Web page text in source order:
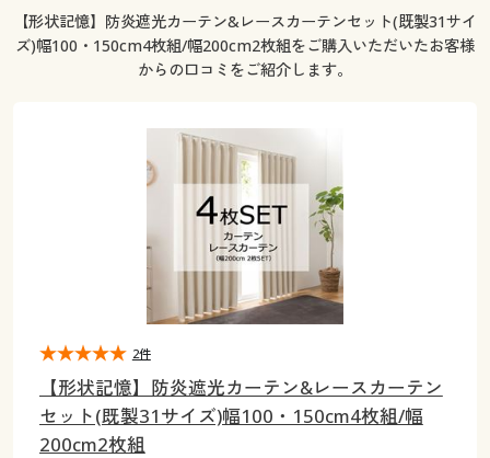
キッチン・雑貨・日用品
家具・収納
カーテン・ラグ・ファブリック
美容・健康通販すべて
美容・健康・サプリメント
制服・スクール
制服・スクールすべて
ジュニア・ティーンズ下着
大きいサイズ通販すべて
大きいサイズ レディース服
大きいサイズ レディース下着
大きいサイズ メンズ
大きいサイズ 事務・制服
シークレットセール
商品カテゴリ一覧
デジタルカタログ
寝具・ベッド
カーテン・ラグ・ファブリック
美容・健康・サプリメント
制服・スクールすべて
ジュニア・ティーンズ下着
大きいサイズ
大きいサイズ通販すべて
大きいサイズ レディース服
大きいサイズ レディース下着
大きいサイズ メンズ
大きいサイズ 事務・制服
シークレットセール
商品カテゴリ一覧
カタログ・チラシからのご注文
デジタルカタログ
カタログ無料プレゼント
【形状記憶】防炎遮光カーテン&レースカーテンセット(既製31サイ
ズ)幅100・150cm4枚組/幅200cm2枚組をご購入いただいたお客様
からの口コミをご紹介します。
【形状記憶】防炎遮光カーテン&レースカーテン
セット(既製31サイズ)幅100・150cm4枚組/幅
200cm2枚組
2件